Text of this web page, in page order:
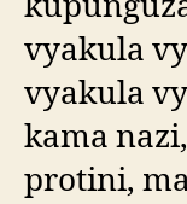
vyakula
vyakula
kama
protini,